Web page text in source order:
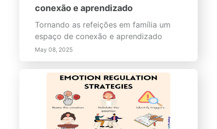
conexão e aprendizado
Tornando as refeições em família um
espaço de conexão e aprendizado
May 08, 2025